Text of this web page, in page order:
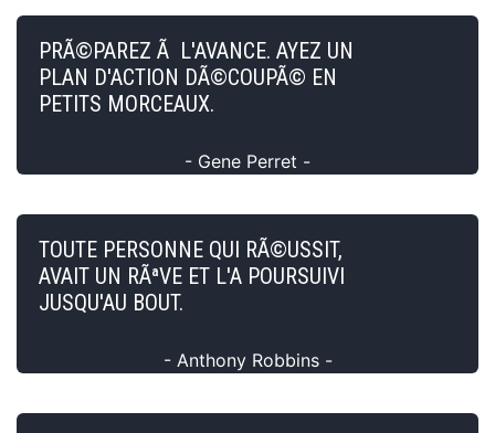
PRÃ©PAREZ Ã L'AVANCE. AYEZ UN
PLAN D'ACTION DÃ©COUPÃ© EN
PETITS MORCEAUX.
- Gene Perret -
TOUTE PERSONNE QUI RÃ©USSIT,
AVAIT UN RÃªVE ET L'A POURSUIVI
JUSQU'AU BOUT.
- Anthony Robbins -